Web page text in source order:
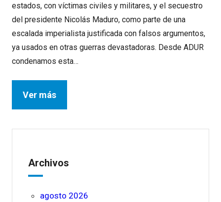
estados, con víctimas civiles y militares, y el secuestro
del presidente Nicolás Maduro, como parte de una
escalada imperialista justificada con falsos argumentos,
ya usados en otras guerras devastadoras. Desde ADUR
condenamos esta…
Ver más
Archivos
agosto 2026